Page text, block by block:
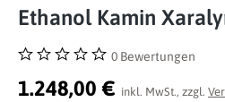
Ethanol Kamin
Durchschnittliche Bewertung von 0
0 Bewertungen
1.248,00 € inkl. MwSt., zzgl.